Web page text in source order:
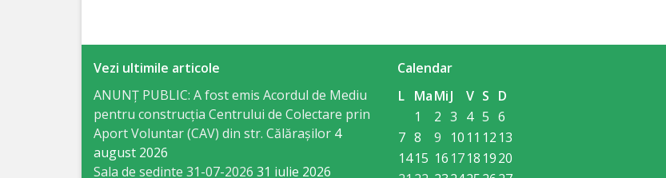
Sportului
Specialist
pentru
Planificare,
Vezi ultimile articole
ANUNȚ PUBLIC: A fost emis Acordul de Mediu
pentru construcția Centrului de Colectare prin
Aport Voluntar (CAV) din str. Călărașilor 4
august 2026
Sala de sedinte 31-07-2026 31 iulie 2026
Calendar
L MaMiJ V S D
1
2 3 4 5 6
7 8 9 10 11 12 13
1415 16 1718 1920